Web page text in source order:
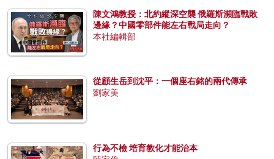
陳文鴻教授：北約縱深空襲 俄羅斯瀕臨戰敗
邊緣？中國零部件能左右戰局走向？
本社編輯部
從顧生岳到沈平：一個座右銘的兩代傳承
劉家美
行為不檢 培育教化才能治本